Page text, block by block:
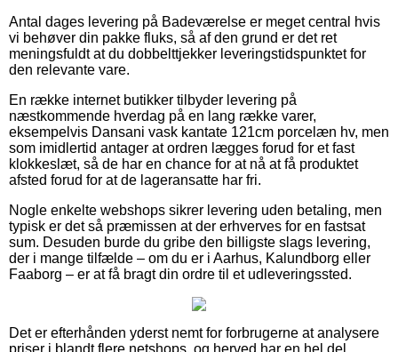
Antal dages levering på Badeværelse er meget central hvis
vi behøver din pakke fluks, så af den grund er det ret
meningsfuldt at du dobbelttjekker leveringstidspunktet for
den relevante vare.
En række internet butikker tilbyder levering på
næstkommende hverdag på en lang række varer,
eksempelvis Dansani vask kantate 121cm porcelæn hv, men
som imidlertid antager at ordren lægges forud for et fast
klokkeslæt, så de har en chance for at nå at få produktet
afsted forud for at de lageransatte har fri.
Nogle enkelte webshops sikrer levering uden betaling, men
typisk er det så præmissen at der erhverves for en fastsat
sum. Desuden burde du gribe den billigste slags levering,
der i mange tilfælde – om du er i Aarhus, Kalundborg eller
Faaborg – er at få bragt din ordre til et udleveringssted.
Det er efterhånden yderst nemt for forbrugerne at analysere
priser i blandt flere netshops, og herved har en hel del